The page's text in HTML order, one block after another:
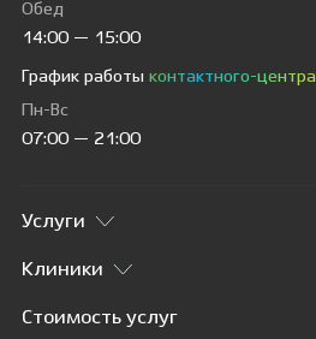
Обед
14:00 — 15:00
График работы контактного-центра
Пн-Вс
07:00 — 21:00
Услуги
Клиники
Стоимость услуг